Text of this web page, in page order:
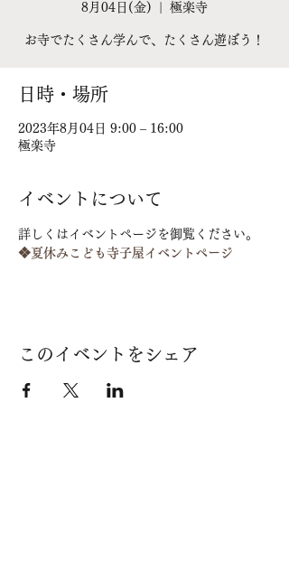
8月04日(金) 極楽寺
お寺でたくさん学んで、たくさん遊ぼう！
日時・場所
2023年8月04日 9:00 – 16:00
極楽寺
イベントについて
詳しくはイベントページを御覧ください。
❖夏休みこども寺子屋イベントページ
このイベントをシェア